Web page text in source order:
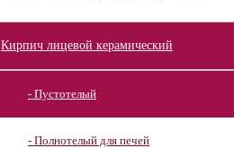
Кирпич лицевой керамический
- Пустотелый
- Полнотелый для печей